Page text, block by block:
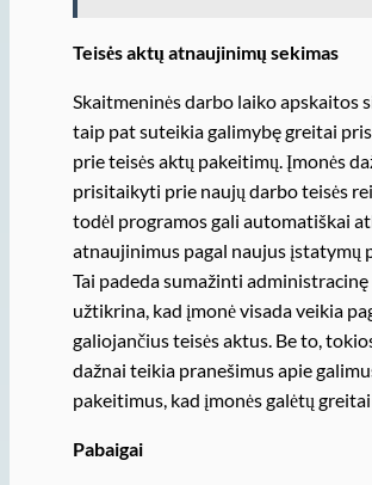
Teisės aktų atnaujinimų sekimas
Skaitmeninės darbo laiko apskaitos
taip pat suteikia galimybę greitai
prie teisės aktų pakeitimų. Įmonės
prisitaikyti prie naujų darbo teisės
todėl programos gali automatiškai
atnaujinimus pagal naujus įstatymų
Tai padeda sumažinti
užtikrina, kad įmonė visada veikia
galiojančius teisės aktus. Be to,
dažnai teikia pranešimus apie
pakeitimus, kad įmonės galėtų
Pabaigai